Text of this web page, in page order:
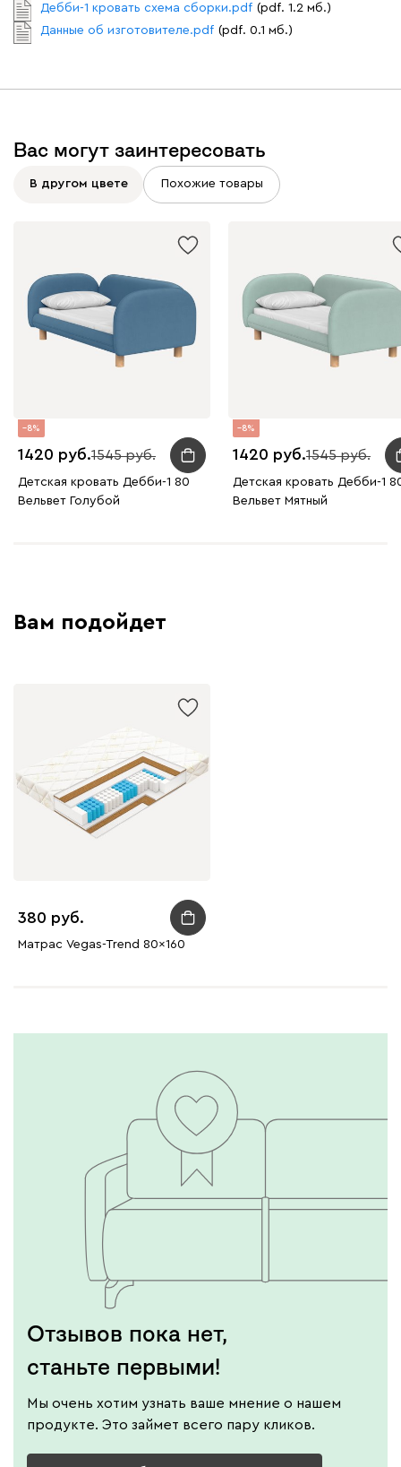
Дебби-1 кровать схема сборки.pdf (pdf. 1.2 мб.)
Данные об изготовителе.pdf (pdf. 0.1 мб.)
Вас могут заинтересовать
В другом цвете Похожие товары
8
1420 1545
Детская кровать Дебби-1 80
Вельвет Голубой
8
1420 1545
Детская кровать Дебби-1
Вельвет Мятный
Вам подойдет
380
Матрас Vegas-Trend 80x160
Отзывов пока нет,
станьте первыми!
Мы очень хотим узнать ваше мнение о нашем
продукте. Это займет всего пару кликов.